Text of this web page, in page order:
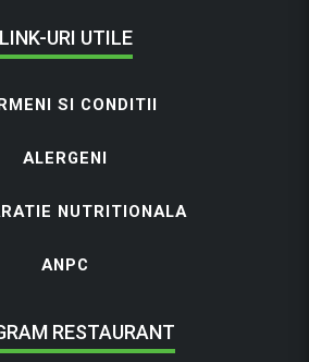
LINK-URI UTILE
SI CONDITII
ALERGENI
NUTRITIONALA
ANPC
RESTAURANT